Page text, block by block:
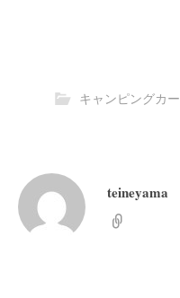
キャンピングカー
teineyama